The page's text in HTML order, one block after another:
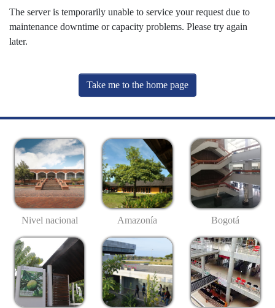
The server is temporarily unable to service your request due to
maintenance downtime or capacity problems. Please try again
later.
Take me to the home page
Nivel nacional Amazonía Bogotá